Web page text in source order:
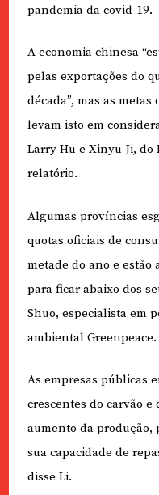
pandemia da covid-19.
A economia chinesa
pelas exportações do
década”, mas as
levam isto em
Larry Hu e Xinyu Ji, do
relatório.
Algumas províncias
quotas oficiais de
metade do ano e estão
para ficar abaixo dos
Shuo, especialista em
ambiental Greenpeace.
As empresas públicas
crescentes do carvão e
aumento da produção,
sua capacidade de
disse Li.